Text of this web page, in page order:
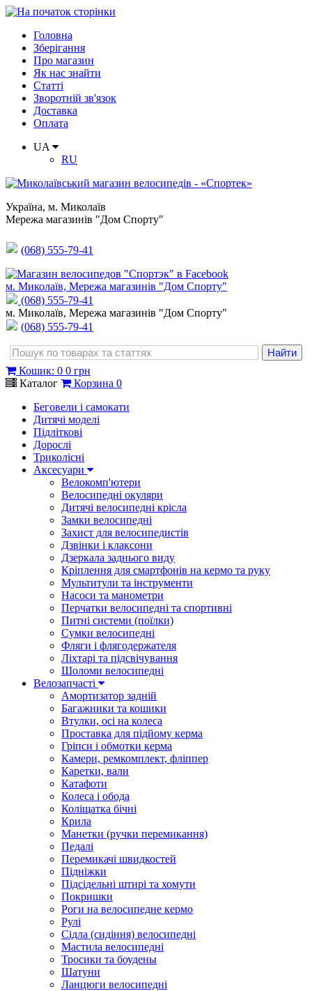
Головна
Зберігання
Про магазин
Як нас знайти
Статті
Зворотній зв'язок
Доставка
Оплата
UA
RU
Україна, м. Миколаїв
Мережа магазинів "Дом Спорту"
(068) 555-79-41
м. Миколаїв, Мережа магазинів "Дом Спорту"
(068) 555-79-41
м. Миколаїв, Мережа магазинів "Дом Спорту"
(068) 555-79-41
Кошик: 0 0 грн
Каталог
Корзина 0
Беговели і самокати
Дитячі моделі
Підліткові
Дорослі
Триколісні
Аксесуари
Велокомп'ютери
Велосипедні окуляри
Дитячі велосипедні крісла
Замки велосипедні
Захист для велосипедистів
Дзвінки і клаксони
Дзеркала заднього виду
Кріплення для смартфонів на кермо та руку
Мультитули та інструменти
Насоси та манометри
Перчатки велосипедні та спортивні
Питні системи (поїлки)
Сумки велосипедні
Фляги і флягодержателя
Ліхтарі та підсвічування
Шоломи велосипедні
Велозапчасті
Амортизатор задній
Багажники та кошики
Втулки, осі на колеса
Проставка для підйому керма
Гріпси і обмотки керма
Камери, ремкомплект, фліппер
Каретки, вали
Катафоти
Колеса і обода
Коліщатка бічні
Крила
Манетки (ручки перемикання)
Педалі
Перемикачі швидкостей
Підніжки
Підсідельні штирі та хомути
Покришки
Роги на велосипедне кермо
Рулі
Сідла (сидіння) велосипедні
Мастила велосипедні
Тросики та боудены
Шатуни
Ланцюги велосипедні